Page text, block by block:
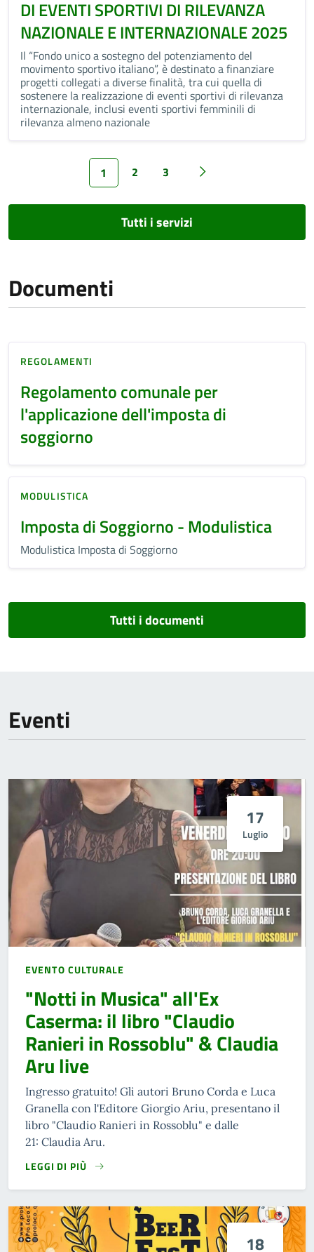
DI EVENTI SPORTIVI DI RILEVANZA
NAZIONALE E INTERNAZIONALE 2025
Il “Fondo unico a sostegno del potenziamento del
movimento sportivo italiano”, è destinato a finanziare
progetti collegati a diverse finalità, tra cui quella di
sostenere la realizzazione di eventi sportivi di rilevanza
internazionale, inclusi eventi sportivi femminili di
rilevanza almeno nazionale
1 2 3
Tutti i servizi
Documenti
REGOLAMENTI
Regolamento comunale per
l'applicazione dell'imposta di
soggiorno
MODULISTICA
Imposta di Soggiorno - Modulistica
Modulistica Imposta di Soggiorno
Tutti i documenti
Eventi
17
Luglio
EVENTO CULTURALE
"Notti in Musica" all'Ex
Caserma: il libro "Claudio
Ranieri in Rossoblu" & Claudia
Aru live
Ingresso gratuito! Gli autori Bruno Corda e Luca
Granella con l'Editore Giorgio Ariu, presentano il
libro "Claudio Ranieri in Rossoblu" e dalle
21: Claudia Aru.
LEGGI DI PIÙ
18